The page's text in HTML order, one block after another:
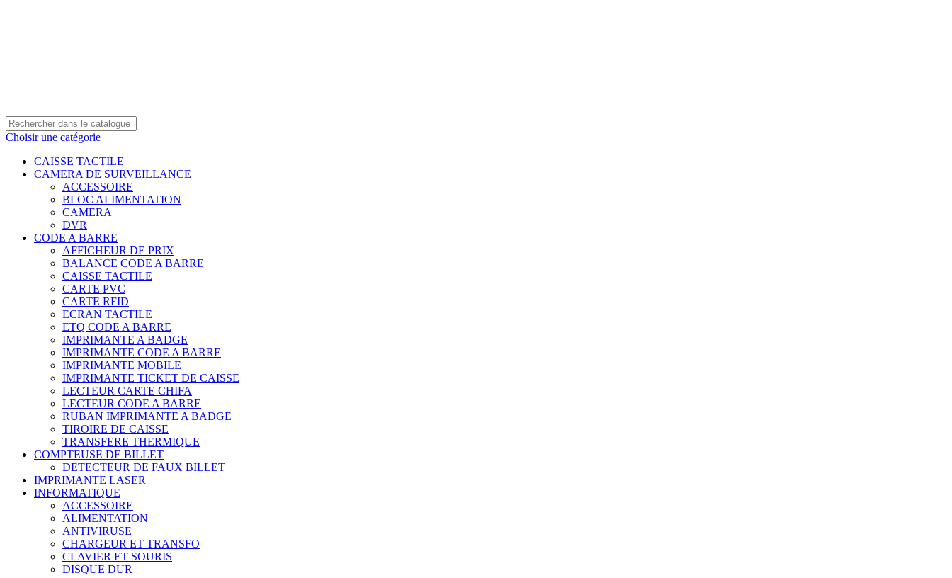
Choisir une catégorie
CAISSE TACTILE
CAMERA DE SURVEILLANCE
ACCESSOIRE
BLOC ALIMENTATION
CAMERA
DVR
CODE A BARRE
AFFICHEUR DE PRIX
BALANCE CODE A BARRE
CAISSE TACTILE
CARTE PVC
CARTE RFID
ECRAN TACTILE
ETQ CODE A BARRE
IMPRIMANTE A BADGE
IMPRIMANTE CODE A BARRE
IMPRIMANTE MOBILE
IMPRIMANTE TICKET DE CAISSE
LECTEUR CARTE CHIFA
LECTEUR CODE A BARRE
RUBAN IMPRIMANTE A BADGE
TIROIRE DE CAISSE
TRANSFERE THERMIQUE
COMPTEUSE DE BILLET
DETECTEUR DE FAUX BILLET
IMPRIMANTE LASER
INFORMATIQUE
ACCESSOIRE
ALIMENTATION
ANTIVIRUSE
CHARGEUR ET TRANSFO
CLAVIER ET SOURIS
DISQUE DUR